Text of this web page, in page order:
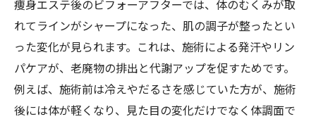
痩身エステ後のビフォーアフターでは、体のむくみが取
れてラインがシャープになった、肌の調子が整ったとい
った変化が見られます。これは、施術による発汗やリン
パケアが、老廃物の排出と代謝アップを促すためです。
例えば、施術前は冷えやだるさを感じていた方が、施術
後には体が軽くなり、見た目の変化だけでなく体調面で